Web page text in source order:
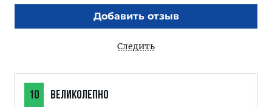
Добавить отзыв
Следить
10 ВЕЛИКОЛЕПНО